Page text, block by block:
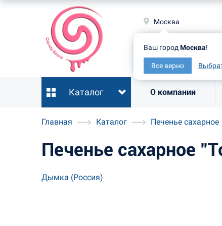
Москва
Ваш город Москва!
Все верно
Каталог О компании
Ваш
Все
Главная Каталог Печенье сахарное
Печенье сахарное
Дымка (Россия)